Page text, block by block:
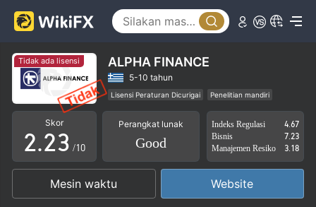
Tidak ada lisensi ALPHA FINANCE
5-10 tahun
Lisensi Peraturan Dicurigai
Penelitian mandiri
Potensi risiko tinggi
Skor
0
1
2
3
4
.
0
1
2
3
4
0
1
2
3
4
5
/10
Perangkat lunak
Good
Indeks Regulasi
4.67
Bisnis
7.23
Manajemen Resiko
3.18
Mesin waktu Website